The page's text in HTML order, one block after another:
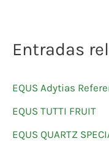
Entradas
EQUS Adytias
EQUS TUTTI FRUIT
EQUS QUARTZ